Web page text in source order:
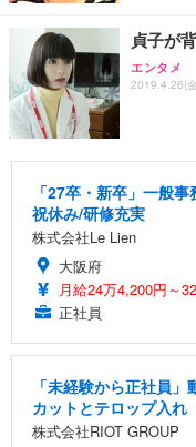
貞子が
エンタメ
2019.4.26(
「27卒・新卒」一般
祝休み/研修充実
株式会社Le Lien
大阪府
月給24万4,200円～
正社員
「未経験から正社員
カットとテロップ入れ
株式会社RIOT GROUP